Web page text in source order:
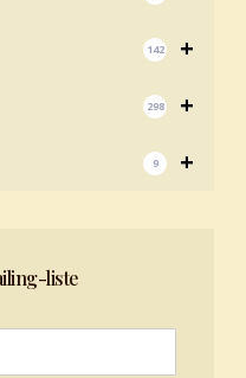
+
142
+
298
+
9
liste